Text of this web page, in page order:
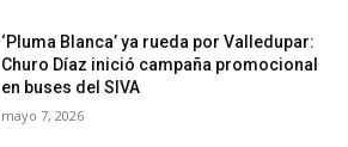
‘Pluma Blanca’ ya rueda por Valledupar:
Churo Díaz inició campaña promocional
en buses del SIVA
mayo 7, 2026